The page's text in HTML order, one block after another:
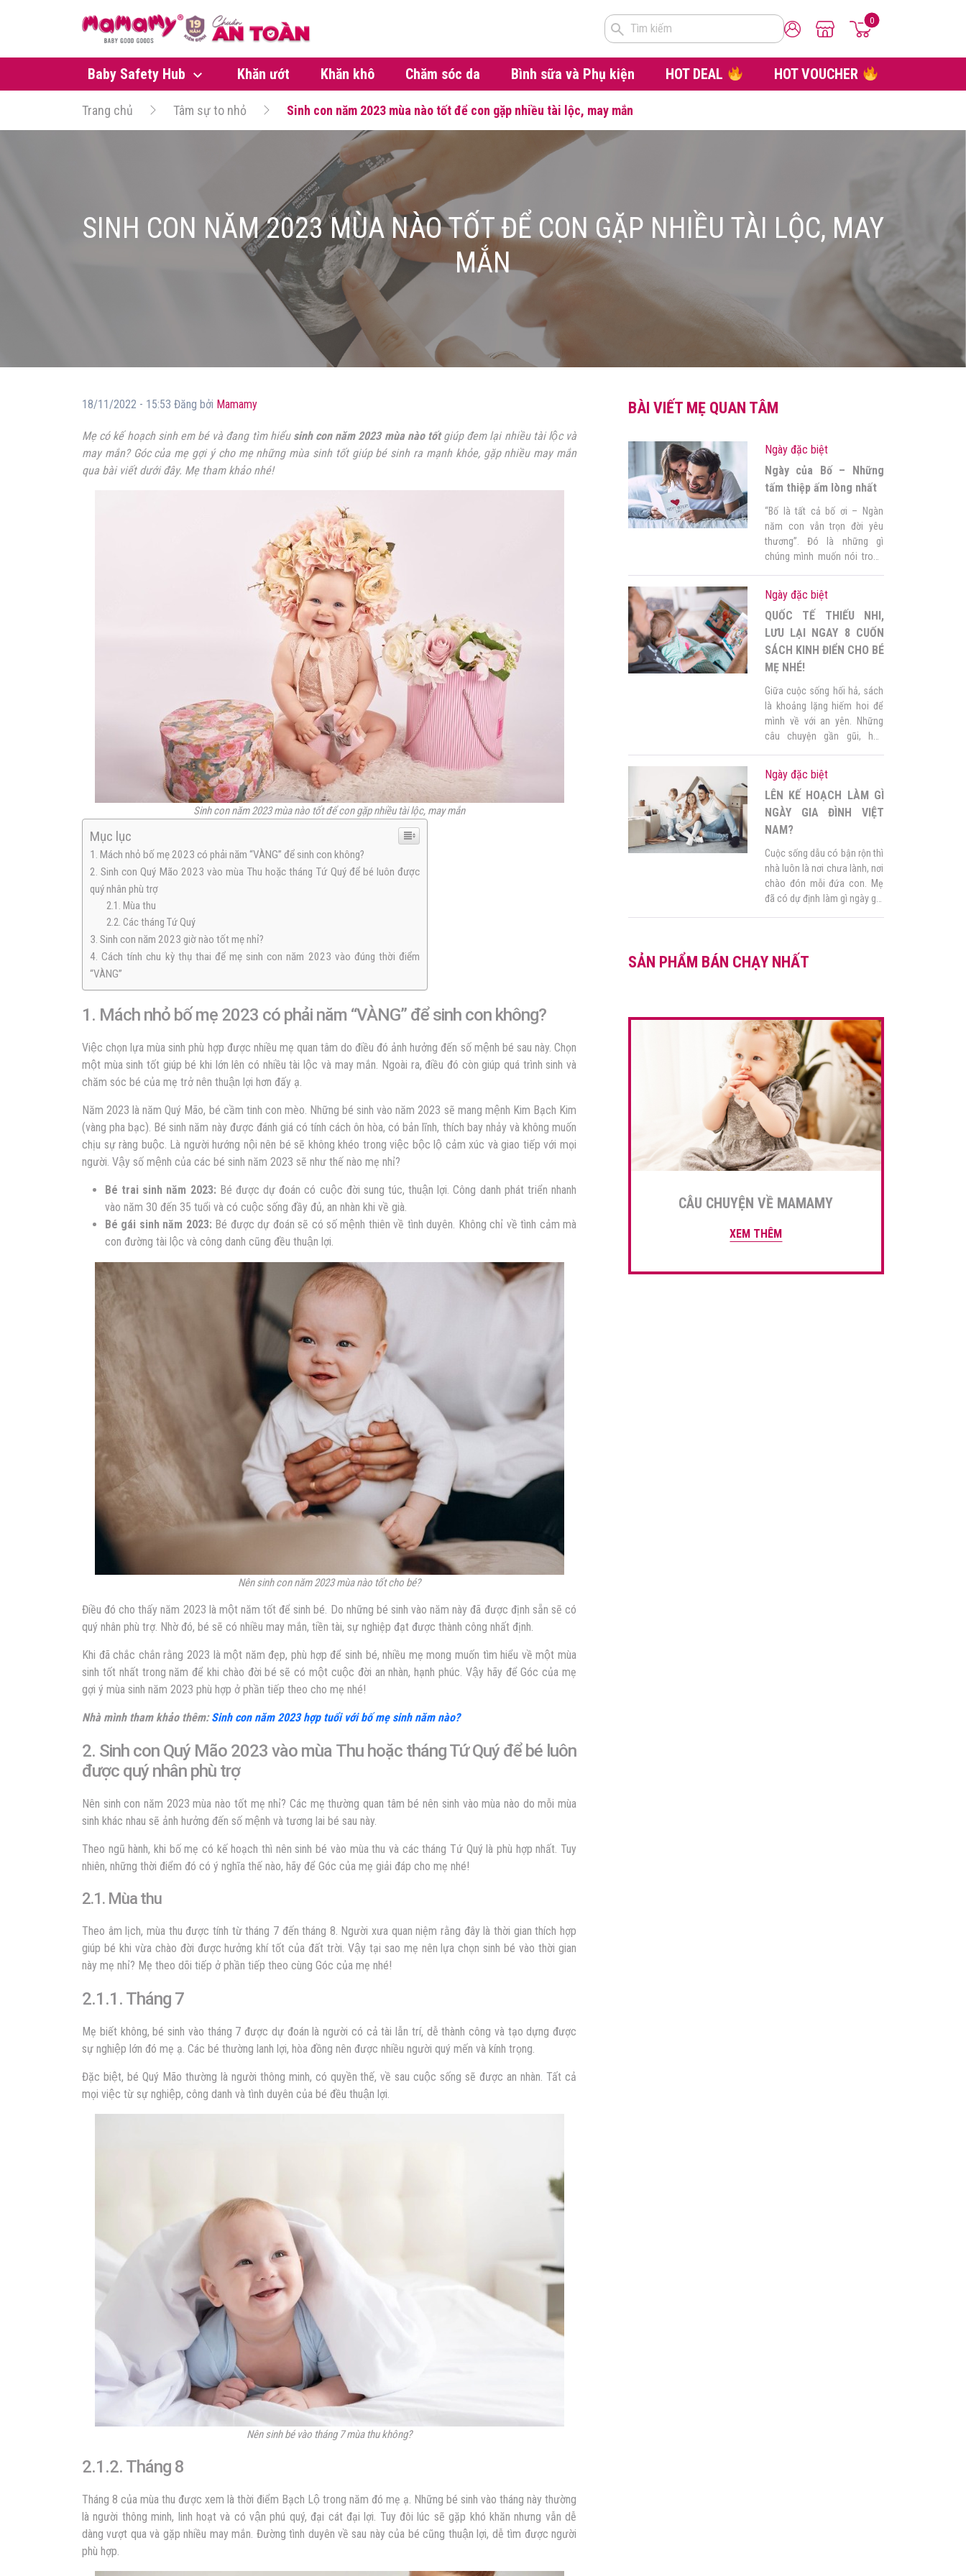
Tìm kiếm
0
Baby Safety Hub Khăn ướt Khăn khô Chăm sóc da Bình sữa và Phụ kiện HOT DEAL HOT VOUCHER
Trang chủ Tâm sự to nhỏ Sinh con năm 2023 mùa nào tốt để con gặp nhiều tài lộc, may mắn
SINH CON NĂM 2023 MÙA NÀO TỐT ĐỂ CON GẶP NHIỀU TÀI LỘC, MAY
MẮN
18/11/2022 - 15:53 Đăng bởi Mamamy
Mẹ có kế hoạch sinh em bé và đang tìm hiểu sinh con năm 2023 mùa nào tốtgiúp đem lại nhiều tài lộc và
may mắn? Góc của mẹ gợi ý cho mẹ những mùa sinh tốt giúp bé sinh ra mạnh khỏe, gặp nhiều may mắn
qua bài viết dưới đây. Mẹ tham khảo nhé!
Sinh con năm 2023 mùa nào tốt để con gặp nhiều tài lộc, may mắn
Mục lục
1. Mách nhỏ bố mẹ 2023 có phải năm “VÀNG” để sinh con không?
2. Sinh con Quý Mão 2023 vào mùa Thu hoặc tháng Tứ Quý để bé luôn được
quý nhân phù trợ
2.1. Mùa thu
2.2. Các tháng Tứ Quý
3. Sinh con năm 2023 giờ nào tốt mẹ nhỉ?
4. Cách tính chu kỳ thụ thai để mẹ sinh con năm 2023 vào đúng thời điểm
“VÀNG”
1. Mách nhỏ bố mẹ 2023 có phải năm “VÀNG” để sinh con không?
Việc chọn lựa mùa sinh phù hợp được nhiều mẹ quan tâm do điều đó ảnh hưởng đến số mệnh bé sau này. Chọn
một mùa sinh tốt giúp bé khi lớn lên có nhiều tài lộc và may mắn. Ngoài ra, điều đó còn giúp quá trình sinh và
chăm sóc bé của mẹ trở nên thuận lợi hơn đấy ạ.
Năm 2023 là năm Quý Mão, bé cầm tinh con mèo. Những bé sinh vào năm 2023 sẽ mang mệnh Kim Bạch Kim
(vàng pha bạc). Bé sinh năm này được đánh giá có tính cách ôn hòa, có bản lĩnh, thích bay nhảy và không muốn
chịu sự ràng buộc. Là người hướng nội nên bé sẽ không khéo trong việc bộc lộ cảm xúc và giao tiếp với mọi
người. Vậy số mệnh của các bé sinh năm 2023 sẽ như thế nào mẹ nhỉ?
Bé trai sinh năm 2023: Bé được dự đoán có cuộc đời sung túc, thuận lợi. Công danh phát triển nhanh
vào năm 30 đến 35 tuổi và có cuộc sống đầy đủ, an nhàn khi về già.
Bé gái sinh năm 2023: Bé được dự đoán sẽ có số mệnh thiên về tình duyên. Không chỉ về tình cảm mà
con đường tài lộc và công danh cũng đều thuận lợi.
Nên sinh con năm 2023 mùa nào tốt cho bé?
Điều đó cho thấy năm 2023 là một năm tốt để sinh bé. Do những bé sinh vào năm này đã được định sẵn sẽ có
quý nhân phù trợ. Nhờ đó, bé sẽ có nhiều may mắn, tiền tài, sự nghiệp đạt được thành công nhất định.
Khi đã chắc chắn rằng 2023 là một năm đẹp, phù hợp để sinh bé, nhiều mẹ mong muốn tìm hiểu về một mùa
sinh tốt nhất trong năm để khi chào đời bé sẽ có một cuộc đời an nhàn, hạnh phúc. Vậy hãy để Góc của mẹ
gợi ý mùa sinh năm 2023 phù hợp ở phần tiếp theo cho mẹ nhé!
Nhà mình tham khảo thêm:Sinh con năm 2023 hợp tuổi với bố mẹ sinh năm nào?
2. Sinh con Quý Mão 2023 vào mùa Thu hoặc tháng Tứ Quý để bé luôn
được quý nhân phù trợ
Nên sinh con năm 2023 mùa nào tốt mẹ nhỉ? Các mẹ thường quan tâm bé nên sinh vào mùa nào do mỗi mùa
sinh khác nhau sẽ ảnh hưởng đến số mệnh và tương lai bé sau này.
Theo ngũ hành, khi bố mẹ có kế hoạch thì nên sinh bé vào mùa thu và các tháng Tứ Quý là phù hợp nhất. Tuy
nhiên, những thời điểm đó có ý nghĩa thế nào, hãy để Góc của mẹ giải đáp cho mẹ nhé!
2.1. Mùa thu
Theo âm lịch, mùa thu được tính từ tháng 7 đến tháng 8. Người xưa quan niệm rằng đây là thời gian thích hợp
giúp bé khi vừa chào đời được hưởng khí tốt của đất trời. Vậy tại sao mẹ nên lựa chọn sinh bé vào thời gian
này mẹ nhỉ? Mẹ theo dõi tiếp ở phần tiếp theo cùng Góc của mẹ nhé!
2.1.1. Tháng 7
Mẹ biết không, bé sinh vào tháng 7 được dự đoán là người có cả tài lẫn trí, dễ thành công và tạo dựng được
sự nghiệp lớn đó mẹ ạ. Các bé thường lanh lợi, hòa đồng nên được nhiều người quý mến và kính trọng.
Đặc biệt, bé Quý Mão thường là người thông minh, có quyền thế, về sau cuộc sống sẽ được an nhàn. Tất cả
mọi việc từ sự nghiệp, công danh và tình duyên của bé đều thuận lợi.
Nên sinh bé vào tháng 7 mùa thu không?
2.1.2. Tháng 8
Tháng 8 của mùa thu được xem là thời điểm Bạch Lộ trong năm đó mẹ ạ. Những bé sinh vào tháng này thường
là người thông minh, linh hoạt và có vận phú quý, đại cát đại lợi. Tuy đôi lúc sẽ gặp khó khăn nhưng vẫn dễ
dàng vượt qua và gặp nhiều may mắn. Đường tình duyên về sau này của bé cũng thuận lợi, dễ tìm được người
phù hợp.
BÀI VIẾT MẸ QUAN TÂM
Ngày đặc biệt
Ngày của Bố – Những
tấm thiệp ấm lòng nhất
“Bố là tất cả bố ơi – Ngàn
năm con vẫn trọn đời yêu
thương”. Đó là những gì
chúng mình muốn nói trong
hội để chia sẻ với người đàn
ông ấy. Và ngày nay, khi cuộc
sống trở nên bận rộn, […]
Ngày đặc biệt
QUỐC TẾ THIẾU NHI,
LƯU LẠI NGAY 8 CUỐN
SÁCH KINH ĐIỂN CHO BÉ
MẸ NHÉ!
Giữa cuộc sống hối hả, sách
là khoảng lặng hiếm hoi để
mình về với an yên. Những
câu chuyện gần gũi, hồn
khơi dậy biết bao ký ức thời
thơ bé. 1. “Hoàng tử bé” –
Antoine de Saint-Exupéry Với
nhiều thế hệ, […]
Ngày đặc biệt
LÊN KẾ HOẠCH LÀM GÌ
NGÀY GIA ĐÌNH VIỆT
NAM?
Cuộc sống dẫu có bận rộn thì
nhà luôn là nơi chưa lành, nơi
chào đón mỗi đứa con. Mẹ
đã có dự định làm gì ngày gia
điều tuy nhỏ bé, dễ thực hiện
SẢN PHẨM BÁN CHẠY NHẤT
CÂU CHUYỆN VỀ MAMAMY
XEM THÊM